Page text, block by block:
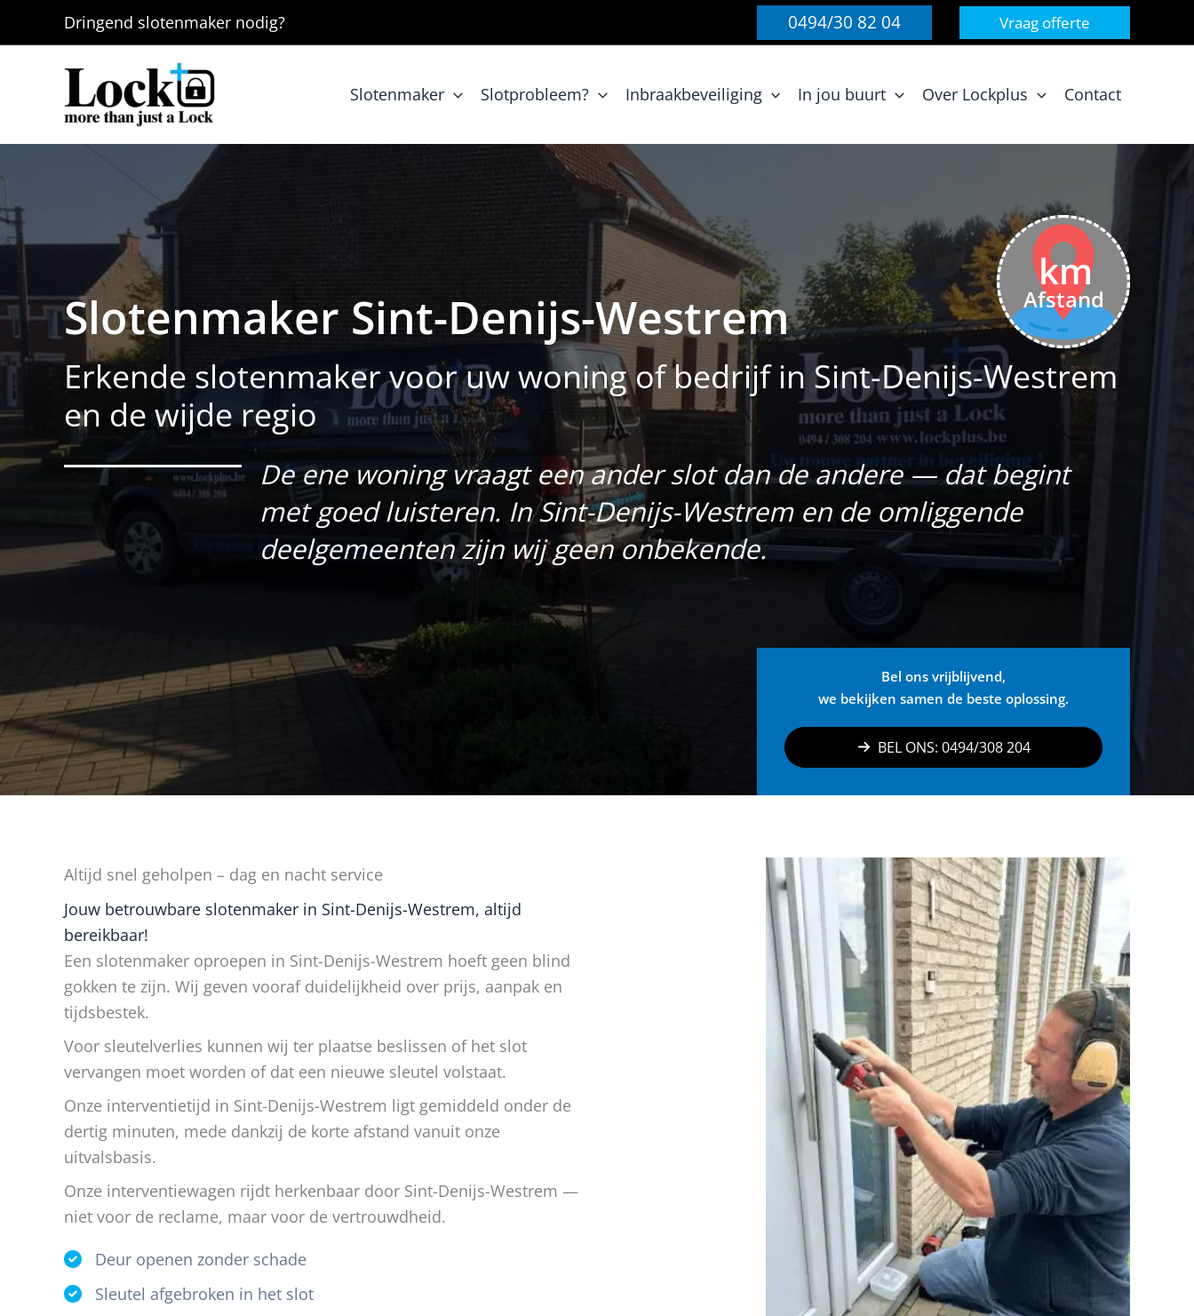
Dringend slotenmaker nodig? 0494/30 82 04 Vraag offerte
Slotenmaker Slotprobleem? Inbraakbeveiliging In jou buurt Over Lockplus Contact
km
Afstand
Slotenmaker Sint-Denijs-Westrem
Erkende slotenmaker voor uw woning of bedrijf in Sint-Denijs-Westrem
en de wijde regio
De ene woning vraagt een ander slot dan de andere — dat begint
met goed luisteren. In Sint-Denijs-Westrem en de omliggende
deelgemeenten zijn wij geen onbekende.
Bel ons vrijblijvend,
we bekijken samen de beste oplossing.
BEL ONS: 0494/308 204
Altijd snel geholpen – dag en nacht service
Jouw betrouwbare slotenmaker in Sint-Denijs-Westrem, altijd
bereikbaar!
Een slotenmaker oproepen in Sint-Denijs-Westrem hoeft geen blind
gokken te zijn. Wij geven vooraf duidelijkheid over prijs, aanpak en
tijdsbestek.
Voor sleutelverlies kunnen wij ter plaatse beslissen of het slot
vervangen moet worden of dat een nieuwe sleutel volstaat.
Onze interventietijd in Sint-Denijs-Westrem ligt gemiddeld onder de
dertig minuten, mede dankzij de korte afstand vanuit onze
uitvalsbasis.
Onze interventiewagen rijdt herkenbaar door Sint-Denijs-Westrem —
niet voor de reclame, maar voor de vertrouwdheid.
Deur openen zonder schade
Sleutel afgebroken in het slot